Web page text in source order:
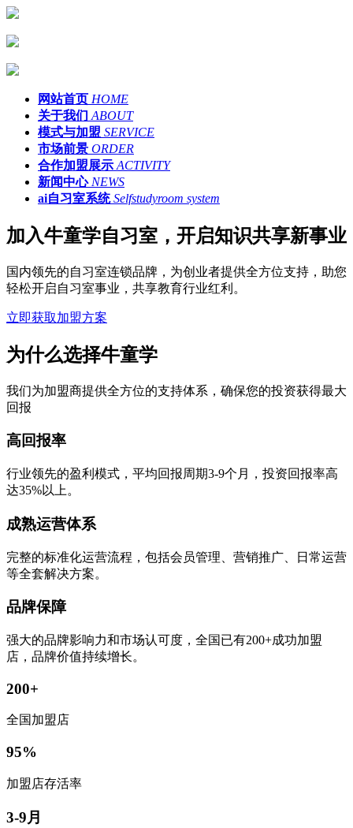
网站首页 HOME
关于我们 ABOUT
模式与加盟 SERVICE
市场前景 ORDER
合作加盟展示 ACTIVITY
新闻中心 NEWS
ai自习室系统 Selfstudyroom system
加入牛童学自习室，开启知识共享新事业
国内领先的自习室连锁品牌，为创业者提供全方位支持，助您
轻松开启自习室事业，共享教育行业红利。
立即获取加盟方案
为什么选择牛童学
我们为加盟商提供全方位的支持体系，确保您的投资获得最大
回报
高回报率
行业领先的盈利模式，平均回报周期3-9个月，投资回报率高
达35%以上。
成熟运营体系
完整的标准化运营流程，包括会员管理、营销推广、日常运营
等全套解决方案。
品牌保障
强大的品牌影响力和市场认可度，全国已有200+成功加盟
店，品牌价值持续增长。
200+
全国加盟店
95%
加盟店存活率
3-9月